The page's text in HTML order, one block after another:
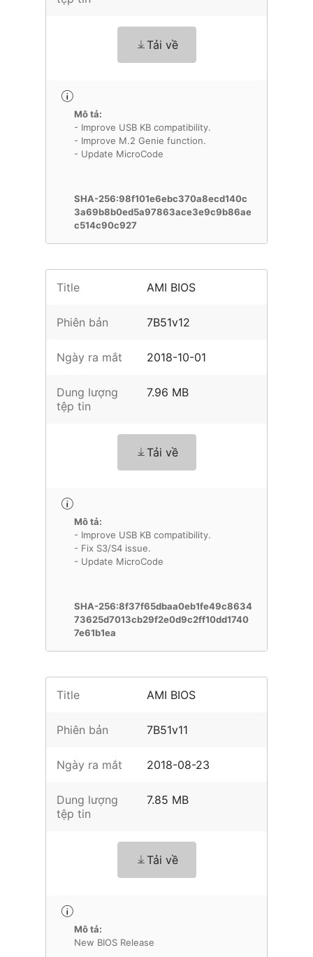
Tải về
Mô tả:
- Improve USB KB compatibility.
- Improve M.2 Genie function.
- Update MicroCode
SHA-256:98f101e6ebc370a8ecd140c
3a69b8b0ed5a97863ace3e9c9b86ae
c514c90c927
Title AMI BIOS
Phiên bản 7B51v12
Ngày ra mắt 2018-10-01
Dung lượng
tệp tin
7.96 MB
Tải về
Mô tả:
- Improve USB KB compatibility.
- Fix S3/S4 issue.
- Update MicroCode
SHA-256:8f37f65dbaa0eb1fe49c8634
73625d7013cb29f2e0d9c2ff10dd1740
7e61b1ea
Title AMI BIOS
Phiên bản 7B51v11
Ngày ra mắt 2018-08-23
Dung lượng
tệp tin
7.85 MB
Tải về
Mô tả:
New BIOS Release